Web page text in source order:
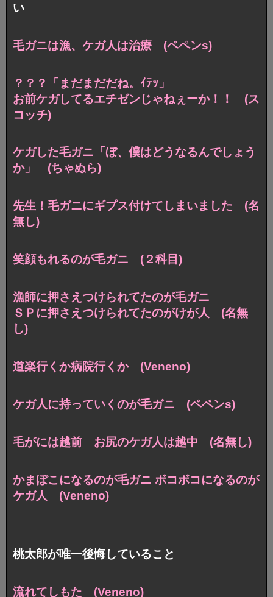
い
毛ガニは漁、ケガ人は治療 (ペペンs)
？？？「まだまだだね。ｲﾃｯ」
お前ケガしてるエチゼンじゃねぇーか！！ (ス
コッチ)
ケガした毛ガニ「ぼ、僕はどうなるんでしょう
か」 (ちゃぬら)
先生！毛ガニにギプス付けてしまいました (名
無し)
笑顔もれるのが毛ガニ (２科目)
漁師に押さえつけられてたのが毛ガニ
ＳＰに押さえつけられてたのがけが人 (名無
し)
道楽行くか病院行くか (Veneno)
ケガ人に持っていくのが毛ガニ (ペペンs)
毛がには越前 お尻のケガ人は越中 (名無し)
かまぼこになるのが毛ガニ ボコボコになるのが
ケガ人 (Veneno)
桃太郎が唯一後悔していること
流れてしもた (Veneno)